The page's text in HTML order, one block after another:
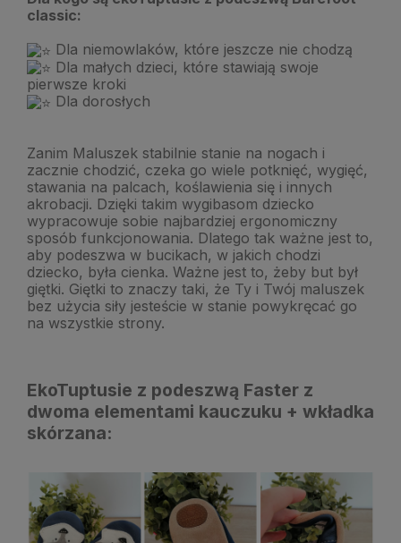
classic:
Dla niemowlaków, które jeszcze nie chodzą
Dla małych dzieci, które stawiają swoje
pierwsze kroki
Dla dorosłych
Zanim Maluszek stabilnie stanie na nogach i
zacznie chodzić, czeka go wiele potknięć, wygięć,
stawania na palcach, koślawienia się i innych
akrobacji. Dzięki takim wygibasom dziecko
wypracowuje sobie najbardziej ergonomiczny
sposób funkcjonowania. Dlatego tak ważne jest to,
aby podeszwa w bucikach, w jakich chodzi
dziecko, była cienka. Ważne jest to, żeby but był
giętki. Giętki to znaczy taki, że Ty i Twój maluszek
bez użycia siły jesteście w stanie powykręcać go
na wszystkie strony.
EkoTuptusie z podeszwą Faster z
dwoma elementami kauczuku + wkładka
skórzana: